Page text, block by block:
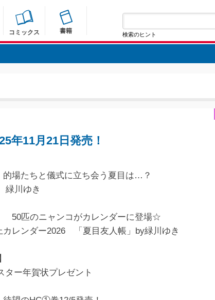
コミックス 書籍 検索のヒント
年11月21日発売！
場たちと儀式に立ち会う夏目は…？
川ゆき
50匹のニャンコがカレンダーに登場☆
カレンダー2026 「夏目友人帳」by緑川ゆき
ター年賀状プレゼント